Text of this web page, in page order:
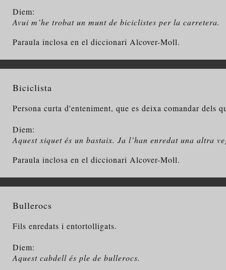
Diem:
Avui m’he trobat un munt de biciclistes per la carretera.
Paraula inclosa en el diccionari Alcover-Moll.
Biciclista
Persona curta d'enteniment, que es deixa comandar dels
Diem:
Aquest xiquet és un bastaix. Ja l’han enredat una altra
Paraula inclosa en el diccionari Alcover-Moll.
Bullerocs
Fils enredats i entortolligats.
Diem:
Aquest cabdell és ple de bullerocs.